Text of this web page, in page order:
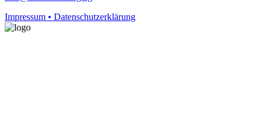
Impressum • Datenschutzerklärung